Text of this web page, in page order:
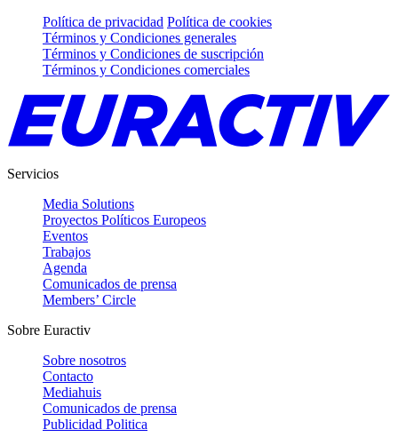
Política de privacidad Política de cookies
Términos y Condiciones generales
Términos y Condiciones de suscripción
Términos y Condiciones comerciales
Servicios
Media Solutions
Proyectos Políticos Europeos
Eventos
Trabajos
Agenda
Comunicados de prensa
Members’ Circle
Sobre Euractiv
Sobre nosotros
Contacto
Mediahuis
Comunicados de prensa
Publicidad Politica